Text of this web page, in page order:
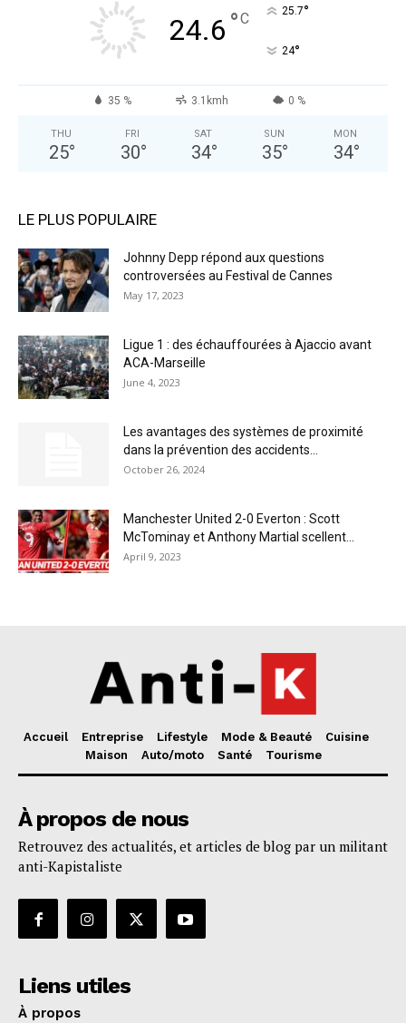
24.6 °C 25.7°
24°
35 % 3.1kmh 0 %
THU
25°
FRI
30°
SAT
34°
SUN
35°
MON
34°
LE PLUS POPULAIRE
Johnny Depp répond aux questions
controversées au Festival de Cannes
May 17, 2023
Ligue 1 : des échauffourées à Ajaccio avant
ACA-Marseille
June 4, 2023
Les avantages des systèmes de proximité
dans la prévention des accidents...
October 26, 2024
Manchester United 2-0 Everton : Scott
McTominay et Anthony Martial scellent...
April 9, 2023
Accueil Entreprise Lifestyle Mode & Beauté
Cuisine
Maison
Auto/moto Santé Tourisme
À propos de nous
Retrouvez des actualités, et articles de blog par un militant
anti-Kapistaliste
Liens utiles
À propos